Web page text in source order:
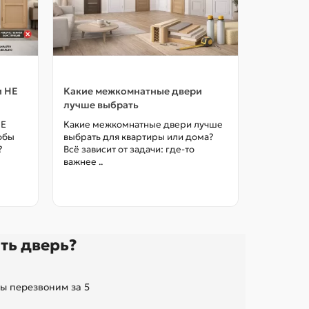
НЕ
Какие межкомнатные двери
лучше выбрать
Какие межкомнатные двери лучше
выбрать для квартиры или дома?
Всё зависит от задачи: где-то
важнее ..
дверь?
перезвоним за 5